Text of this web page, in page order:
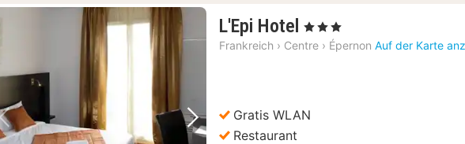
Vorheriges Bild Nächstes Bild
L'Epi Hotel 1
Nacht
, 3 Sterne
Frankreich › Centre › Épernon Auf der Karte
Gratis WLAN
Restaurant